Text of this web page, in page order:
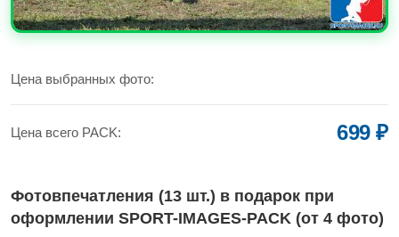
Цена выбранных фото:
Цена всего PACK: 699 ₽
Фотовпечатления (13 шт.) в подарок при
оформлении SPORT-IMAGES-PACK (от 4 фото)